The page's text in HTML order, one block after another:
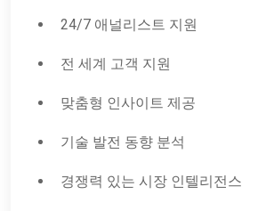
24/7 애널리스트 지원
전 세계 고객 지원
맞춤형 인사이트 제공
기술 발전 동향 분석
경쟁력 있는 시장 인텔리전스